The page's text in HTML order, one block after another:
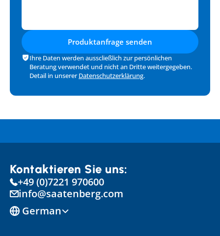
Produktanfrage senden
Ihre Daten werden ausscließlich zur persönlichen
Beratung verwendet und nicht an Dritte weitergegeben.
Detail in unserer Datenschutzerklärung.
Kontaktieren Sie uns:
+49 (0)7221 970600
info@saatenberg.com
German